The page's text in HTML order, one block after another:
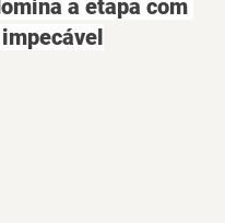
a etapa com